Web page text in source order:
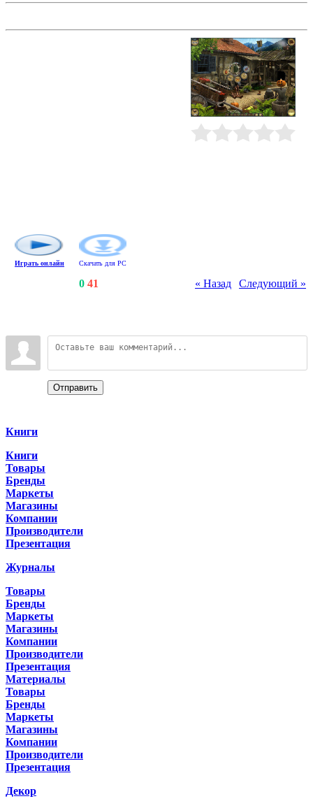
Играть онлайн Скачать для PC
« Назад Следующий »
0 41
Отправить
Книги
Книги
Товары
Бренды
Маркеты
Магазины
Компании
Производители
Презентация
Журналы
Товары
Бренды
Маркеты
Магазины
Компании
Производители
Презентация
Материалы
Товары
Бренды
Маркеты
Магазины
Компании
Производители
Презентация
Декор